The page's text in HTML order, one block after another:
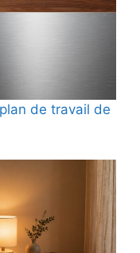
de travail de